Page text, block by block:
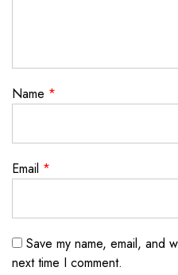
Name *
Email *
Save my name, email, and
next time I comment.